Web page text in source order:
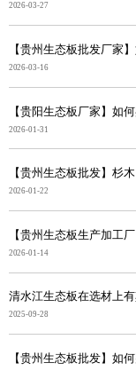
2026-03-27
2026-03-16
【贵阳生态板厂家】如
2026-01-31
【贵州生态板批发】杉木
2026-01-22
【贵州生态板生产加工
2026-01-14
清水江生态板在选材上
2025-09-28
【贵州生态板批发】如